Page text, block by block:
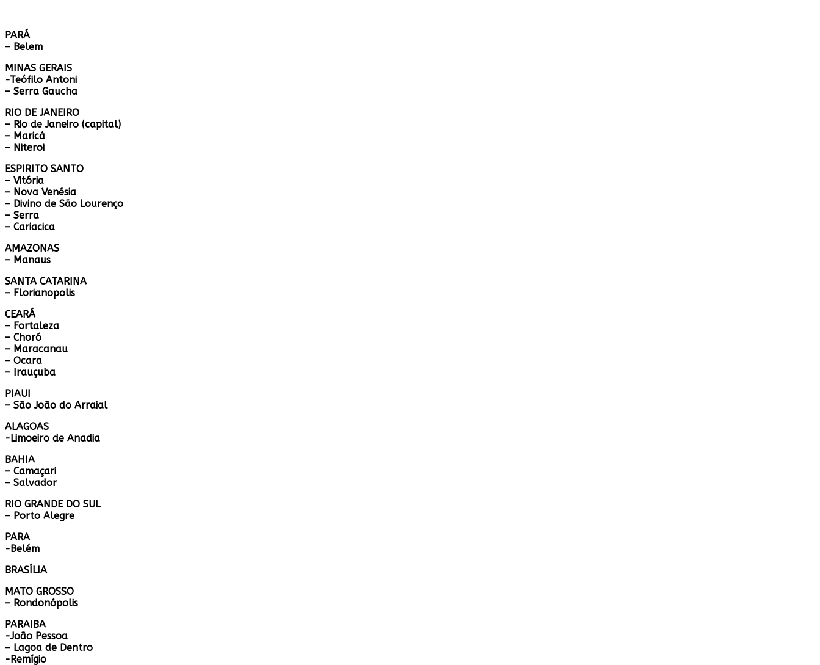
PARÁ
– Belem
MINAS GERAIS
-Teófilo Antoni
– Serra Gaucha
RIO DE JANEIRO
– Rio de Janeiro (capital)
– Maricá
– Niteroi
ESPIRITO SANTO
– Vitória
– Nova Venésia
– Divino de São Lourenço
– Serra
– Cariacica
AMAZONAS
– Manaus
SANTA CATARINA
– Florianopolis
CEARÁ
– Fortaleza
– Choró
– Maracanau
– Ocara
– Irauçuba
PIAUI
– São João do Arraial
ALAGOAS
-Limoeiro de Anadia
BAHIA
– Camaçari
– Salvador
RIO GRANDE DO SUL
– Porto Alegre
PARA
-Belém
BRASÍLIA
MATO GROSSO
– Rondonópolis
PARAIBA
-João Pessoa
– Lagoa de Dentro
-Remígio